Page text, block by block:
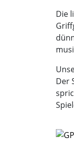
Die
Der